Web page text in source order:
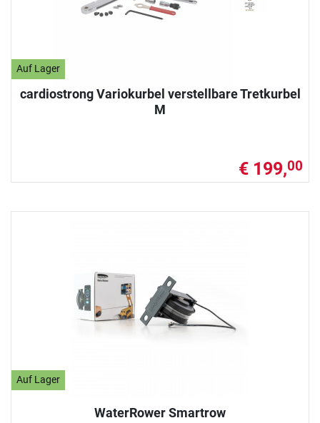
Auf Lager
cardiostrong Variokurbel verstellbare Tretkurbel
M
€ 199,00
Auf Lager
WaterRower Smartrow